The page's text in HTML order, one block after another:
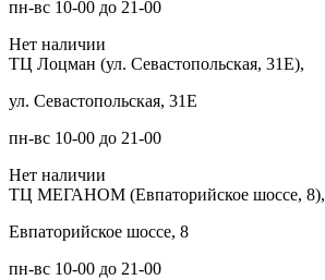
пн-вс 10-00 до 21-00
Нет наличии
ТЦ Лоцман (ул. Севастопольская, 31Е),
ул. Севастопольская, 31Е
пн-вс 10-00 до 21-00
Нет наличии
ТЦ МЕГАНОМ (Евпаторийское шоссе, 8),
Евпаторийское шоссе, 8
пн-вс 10-00 до 21-00